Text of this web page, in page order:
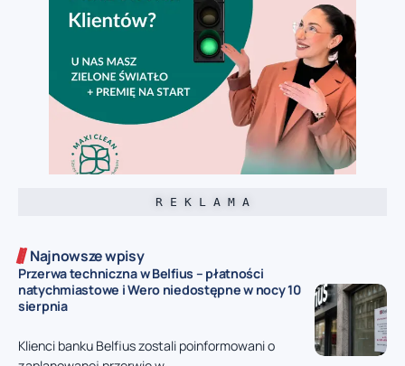
R E K L A M A
Najnowsze wpisy
Przerwa techniczna w Belfius – płatności
natychmiastowe i Wero niedostępne w nocy 10
sierpnia
Klienci banku Belfius zostali poinformowani o